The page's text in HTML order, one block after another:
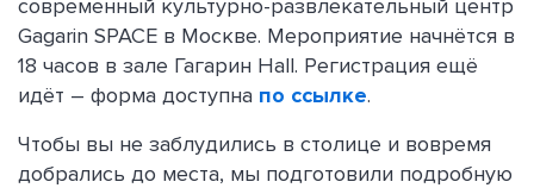
современный культурно-развлекательный центр
Gagarin SPACE в Москве. Мероприятие начнётся в
18 часов в зале Гагарин Hall. Регистрация ещё
идёт – форма доступна по ссылке.
Чтобы вы не заблудились в столице и вовремя
добрались до места, мы подготовили подробную